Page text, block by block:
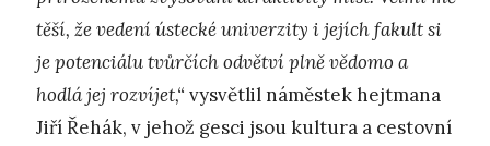
těší, že vedení ústecké univerzity i jejích fakult si
je potenciálu tvůrčích odvětví plně vědomo a
hodlá jej rozvíjet,“ vysvětlil náměstek hejtmana
Jiří Řehák, v jehož gesci jsou kultura a cestovní